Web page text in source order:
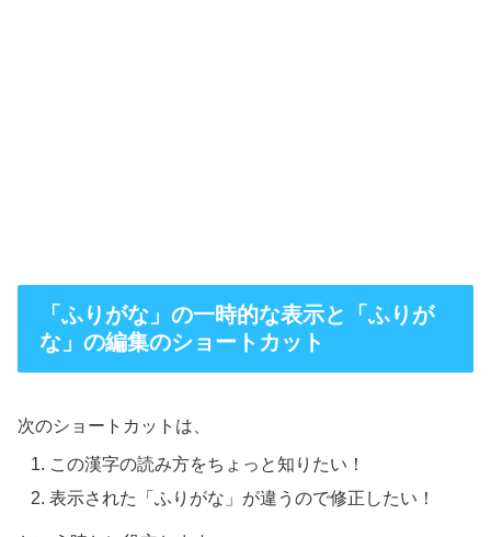
「ふりがな」の一時的な表示と「ふりが
な」の編集のショートカット
次のショートカットは、
この漢字の読み方をちょっと知りたい！
表示された「ふりがな」が違うので修正したい！